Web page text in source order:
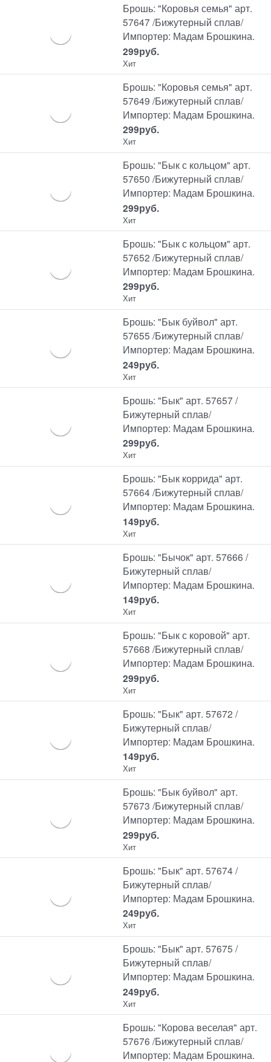
Брошь: "Коровья семья" арт.
57647 /Бижутерный сплав/
Импортер: Мадам Брошкина.
299руб.
Хит
Брошь: "Коровья семья" арт.
57649 /Бижутерный сплав/
Импортер: Мадам Брошкина.
299руб.
Хит
Брошь: "Бык с кольцом" арт.
57650 /Бижутерный сплав/
Импортер: Мадам Брошкина.
299руб.
Хит
Брошь: "Бык с кольцом" арт.
57652 /Бижутерный сплав/
Импортер: Мадам Брошкина.
299руб.
Хит
Брошь: "Бык буйвол" арт.
57655 /Бижутерный сплав/
Импортер: Мадам Брошкина.
249руб.
Хит
Брошь: "Бык" арт. 57657 /
Бижутерный сплав/
Импортер: Мадам Брошкина.
299руб.
Хит
Брошь: "Бык коррида" арт.
57664 /Бижутерный сплав/
Импортер: Мадам Брошкина.
149руб.
Хит
Брошь: "Бычок" арт. 57666 /
Бижутерный сплав/
Импортер: Мадам Брошкина.
149руб.
Хит
Брошь: "Бык с коровой" арт.
57668 /Бижутерный сплав/
Импортер: Мадам Брошкина.
299руб.
Хит
Брошь: "Бык" арт. 57672 /
Бижутерный сплав/
Импортер: Мадам Брошкина.
149руб.
Хит
Брошь: "Бык буйвол" арт.
57673 /Бижутерный сплав/
Импортер: Мадам Брошкина.
299руб.
Хит
Брошь: "Бык" арт. 57674 /
Бижутерный сплав/
Импортер: Мадам Брошкина.
249руб.
Хит
Брошь: "Бык" арт. 57675 /
Бижутерный сплав/
Импортер: Мадам Брошкина.
249руб.
Хит
Брошь: "Корова веселая" арт.
57676 /Бижутерный сплав/
Импортер: Мадам Брошкина.